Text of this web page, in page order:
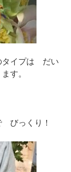
タイプは だい
す。
びっくり！